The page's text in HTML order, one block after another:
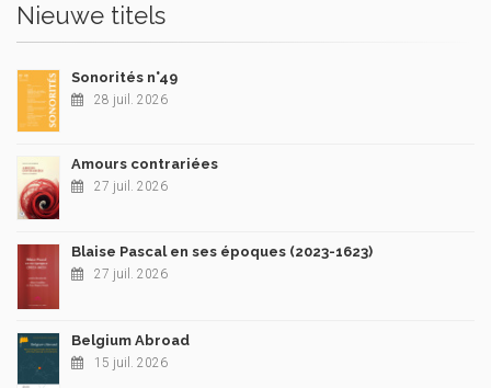
Nieuwe titels
Sonorités n°49
28 juil. 2026
Amours contrariées
27 juil. 2026
Blaise Pascal en ses époques (2023-1623)
27 juil. 2026
Belgium Abroad
15 juil. 2026